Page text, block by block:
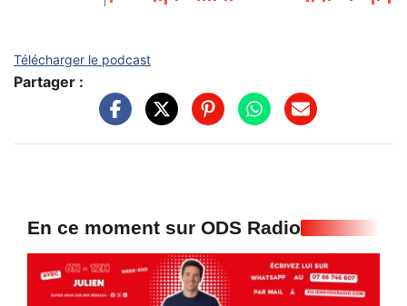
Télécharger le podcast
Partager :
En ce moment sur ODS Radio